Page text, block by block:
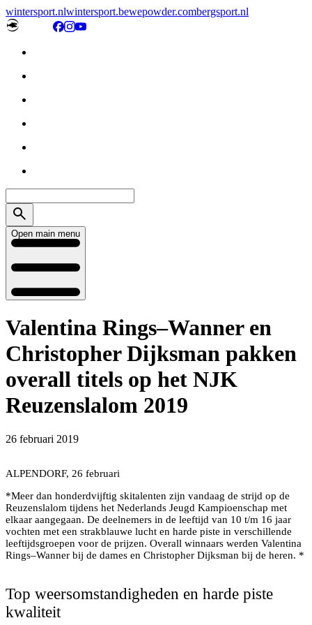
wintersport.nlwintersport.bewepowder.combergsport.nl
Open main menu
Valentina Rings–Wanner en
Christopher Dijksman pakken
overall titels op het NJK
Reuzenslalom 2019
26 februari 2019
ALPENDORF, 26 februari
*Meer dan honderdvijftig skitalenten zijn vandaag de strijd op de
Reuzenslalom tijdens het Nederlands Jeugd Kampioenschap met
elkaar aangegaan. De deelnemers in de leeftijd van 10 t/m 16 jaar
vochten met een strakblauwe lucht en harde piste in verschillende
leeftijdsgroepen voor de prijzen. Overall winnaars werden Valentina
Rings–Wanner bij de dames en Christopher Dijksman bij de heren. *
Top weersomstandigheden en harde piste
kwaliteit